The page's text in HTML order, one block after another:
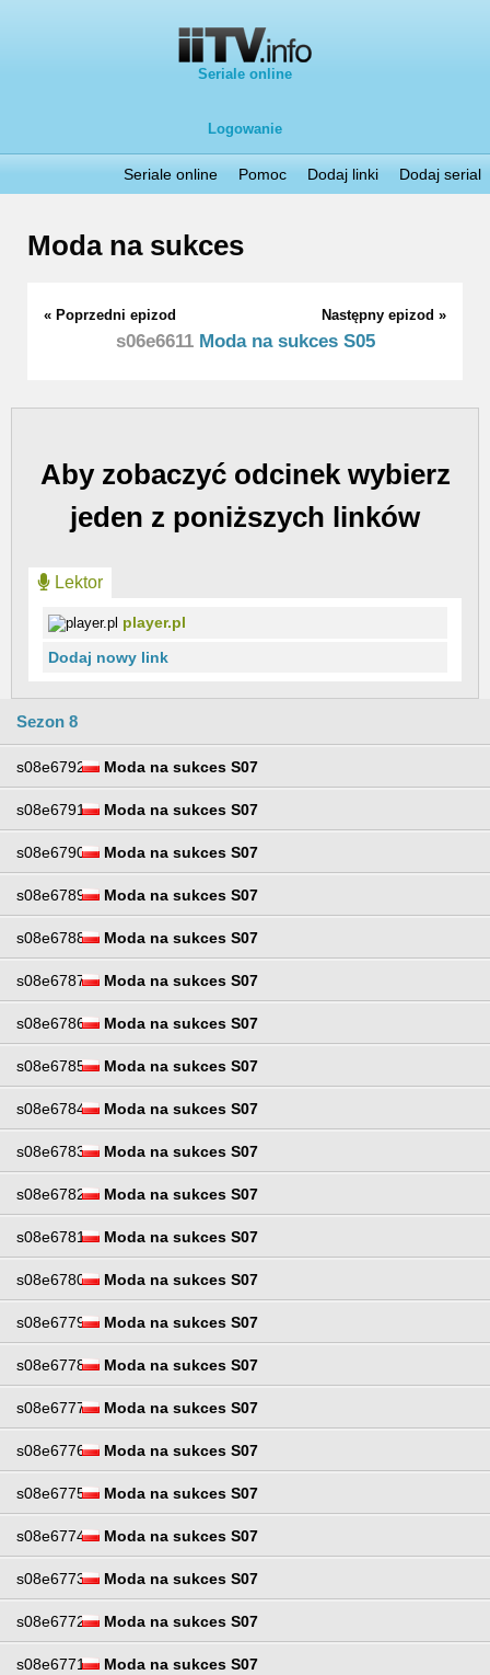
Seriale online
Logowanie
Seriale online Pomoc Dodaj linki Dodaj serial
Moda na sukces
« Poprzedni epizod Następny epizod »
s06e6611Moda na sukces S05
Aby zobaczyć odcinek wybierz
jeden z poniższych linków
Lektor
player.pl
Dodaj nowy link
Sezon 8
s08e6792 Moda na sukces S07
s08e6791 Moda na sukces S07
s08e6790 Moda na sukces S07
s08e6789 Moda na sukces S07
s08e6788 Moda na sukces S07
s08e6787 Moda na sukces S07
s08e6786 Moda na sukces S07
s08e6785 Moda na sukces S07
s08e6784 Moda na sukces S07
s08e6783 Moda na sukces S07
s08e6782 Moda na sukces S07
s08e6781 Moda na sukces S07
s08e6780 Moda na sukces S07
s08e6779 Moda na sukces S07
s08e6778 Moda na sukces S07
s08e6777 Moda na sukces S07
s08e6776 Moda na sukces S07
s08e6775 Moda na sukces S07
s08e6774 Moda na sukces S07
s08e6773 Moda na sukces S07
s08e6772 Moda na sukces S07
s08e6771 Moda na sukces S07